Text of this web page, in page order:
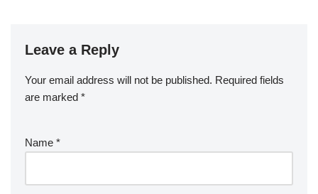
Leave a Reply
Your email address will not be published. Required fields
are marked *
Name *